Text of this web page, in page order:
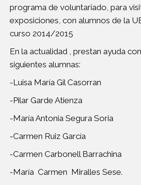
programa de voluntariado, para
exposiciones, con alumnos de la
curso 2014/2015
En la actualidad , prestan ayuda
siguientes alumnas:
-Luisa María Gil Casorran
-Pilar Garde Atienza
-María Antonia Segura Soria
-Carmen Ruiz García
-Carmen Carbonell Barrachina
-María Carmen Miralles Sese.